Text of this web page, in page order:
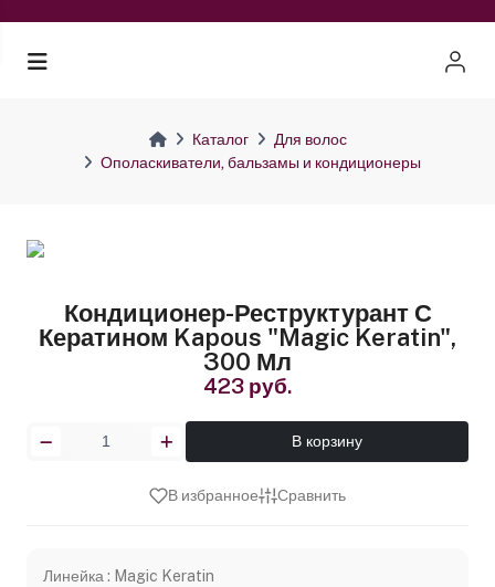
Каталог
Для волос
Ополаскиватели, бальзамы и кондиционеры
Кондиционер-Реструктурант С
Кератином Kapous "Magic Keratin",
300 Мл
423 руб.
В корзину
В избранное Сравнить
Линейка : Magic Keratin